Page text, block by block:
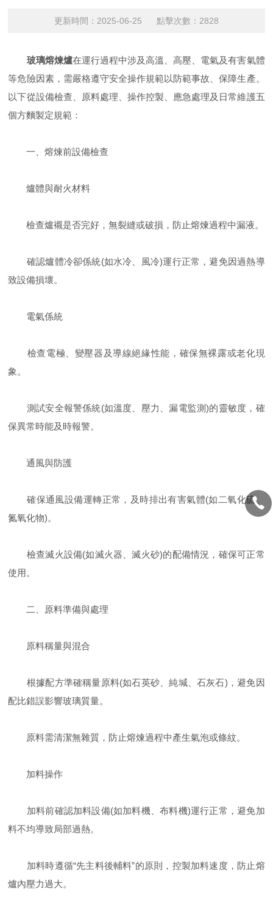
更新時間：2025-06-25 點擊次數：2828
玻璃熔煉爐在運行過程中涉及高溫、高壓、電氣及有害氣體
等危險因素，需嚴格遵守安全操作規範以防範事故、保障生產。
以下從設備檢查、原料處理、操作控製、應急處理及日常維護五
個方麵製定規範：
一、熔煉前設備檢查
爐體與耐火材料
檢查爐襯是否完好，無裂縫或破損，防止熔煉過程中漏液。
確認爐體冷卻係統(如水冷、風冷)運行正常，避免因過熱導
致設備損壞。
電氣係統
檢查電極、變壓器及導線絕緣性能，確保無裸露或老化現
象。
測試安全報警係統(如溫度、壓力、漏電監測)的靈敏度，確
保異常時能及時報警。
通風與防護
確保通風設備運轉正常，及時排出有害氣體(如二氧化硫、
氮氧化物)。
檢查滅火設備(如滅火器、滅火砂)的配備情況，確保可正常
使用。
二、原料準備與處理
原料稱量與混合
根據配方準確稱量原料(如石英砂、純堿、石灰石)，避免因
配比錯誤影響玻璃質量。
原料需清潔無雜質，防止熔煉過程中產生氣泡或條紋。
加料操作
加料前確認加料設備(如加料機、布料機)運行正常，避免加
料不均導致局部過熱。
加料時遵循“先主料後輔料”的原則，控製加料速度，防止熔
爐內壓力過大。